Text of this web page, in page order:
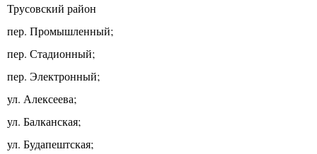
Трусовский район
пер. Промышленный;
пер. Стадионный;
пер. Электронный;
ул. Алексеева;
ул. Балканская;
ул. Будапештская;